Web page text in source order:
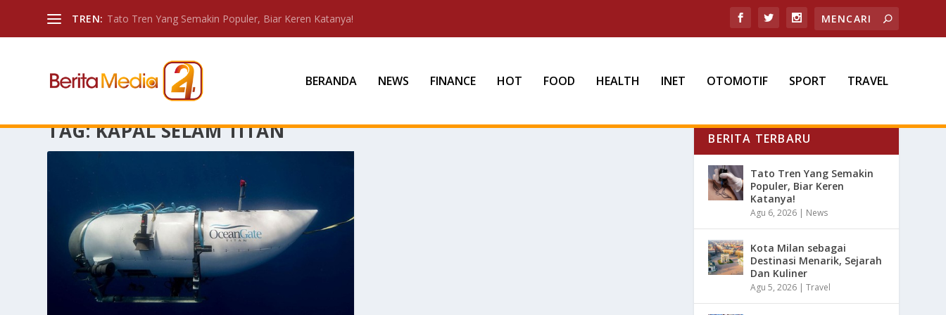
TREN: Tato Tren Yang Semakin Populer, Biar Keren Katanya!
BERANDA NEWS FINANCE HOT FOOD HEALTH INET OTOMOTIF SPORT TRAVEL
TAG:KAPAL SELAM TITAN BERITA TERBARU
Tato Tren Yang Semakin
Populer, Biar Keren
Katanya!
Agu 6, 2026 | News
Kota Milan sebagai
Destinasi Menarik, Sejarah
Dan Kuliner
Agu 5, 2026 |Travel